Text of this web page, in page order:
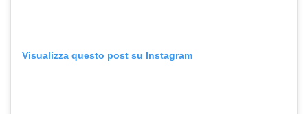
Visualizza questo post su Instagram